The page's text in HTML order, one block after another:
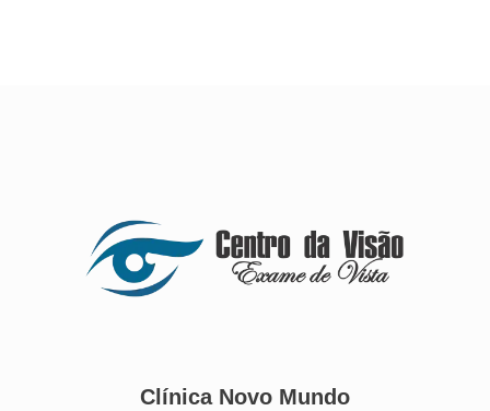
Clínica Novo Mundo